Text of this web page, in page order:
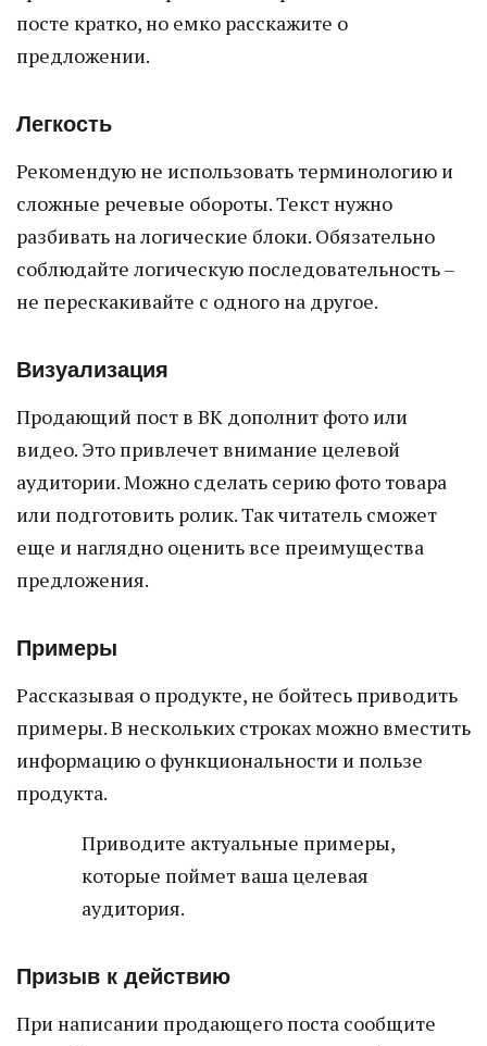
посте кратко, но емко расскажите о
предложении.
Легкость
Рекомендую не использовать терминологию и
сложные речевые обороты. Текст нужно
разбивать на логические блоки. Обязательно
соблюдайте логическую последовательность –
не перескакивайте с одного на другое.
Визуализация
Продающий пост в ВК дополнит фото или
видео. Это привлечет внимание целевой
аудитории. Можно сделать серию фото товара
или подготовить ролик. Так читатель сможет
еще и наглядно оценить все преимущества
предложения.
Примеры
Рассказывая о продукте, не бойтесь приводить
примеры. В нескольких строках можно вместить
информацию о функциональности и пользе
продукта.
Приводите актуальные примеры,
которые поймет ваша целевая
аудитория.
Призыв к действию
При написании продающего поста сообщите